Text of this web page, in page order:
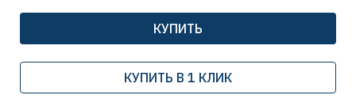
КУПИТЬ
КУПИТЬ В 1 КЛИК